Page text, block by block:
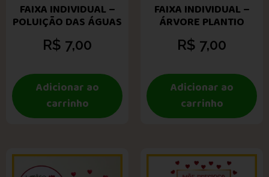
FAIXA INDIVIDUAL –
POLUIÇÃO DAS ÁGUAS
R$ 7,00
Adicionar ao
carrinho
FAIXA INDIVIDUAL –
ÁRVORE PLANTIO
R$ 7,00
Adicionar ao
carrinho